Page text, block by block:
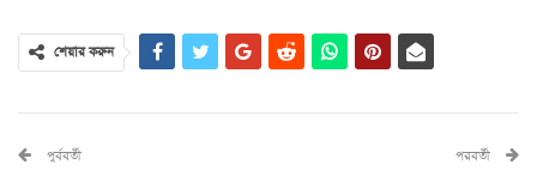
শেয়ার করুন
পুর্ববর্তী পরবর্তী